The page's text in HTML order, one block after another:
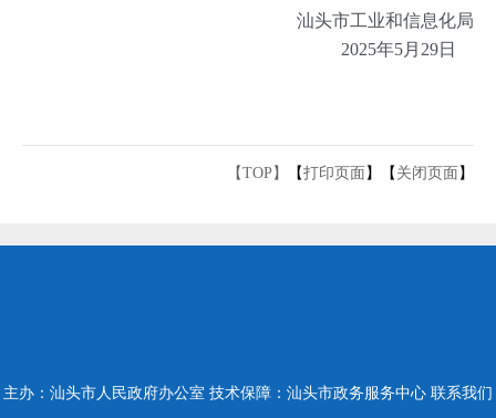
汕头市工业和信息化局
2025年5月29日
【TOP】 【打印页面 】【 关闭页面 】
主办：汕头市人民政府办公室 技术保障：汕头市政务服务中心 联系我们